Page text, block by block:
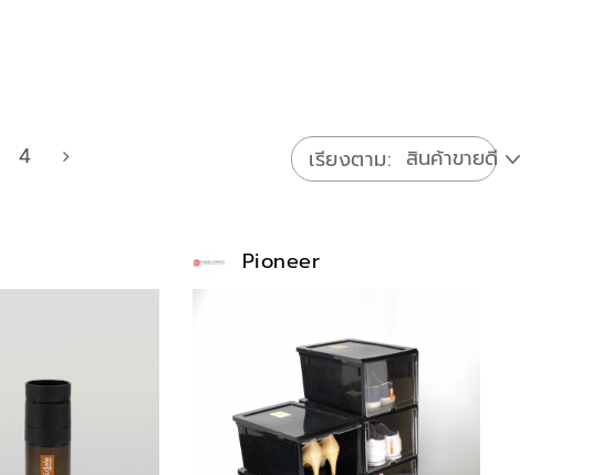
4 เรียงตาม
Pioneer